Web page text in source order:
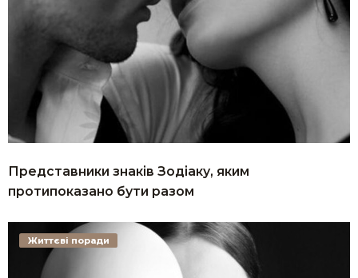
Представники знаків Зодіаку, яким
протипоказано бути разом
Життєві поради